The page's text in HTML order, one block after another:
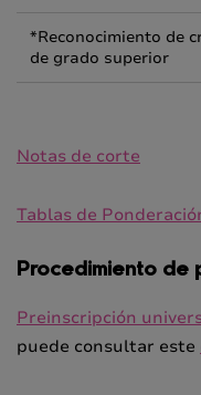
*Reconocimiento de
de grado superior
Notas de corte
Tablas de
Procedimiento de
Preinscripción
puede consultar este